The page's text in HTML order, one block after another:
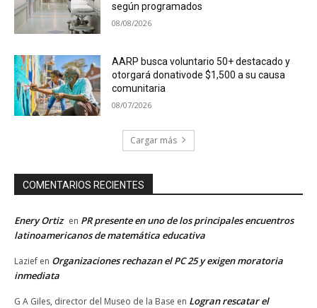
según programados
08/08/2026
AARP busca voluntario 50+ destacado y
otorgará donativode $1,500 a su causa
comunitaria
08/07/2026
Cargar más
COMENTARIOS RECIENTES
Enery Ortiz en PR presente en uno de los principales encuentros
latinoamericanos de matemática educativa
Lazief en Organizaciones rechazan el PC 25 y exigen moratoria
inmediata
G A Giles, director del Museo de la Base en Logran rescatar el